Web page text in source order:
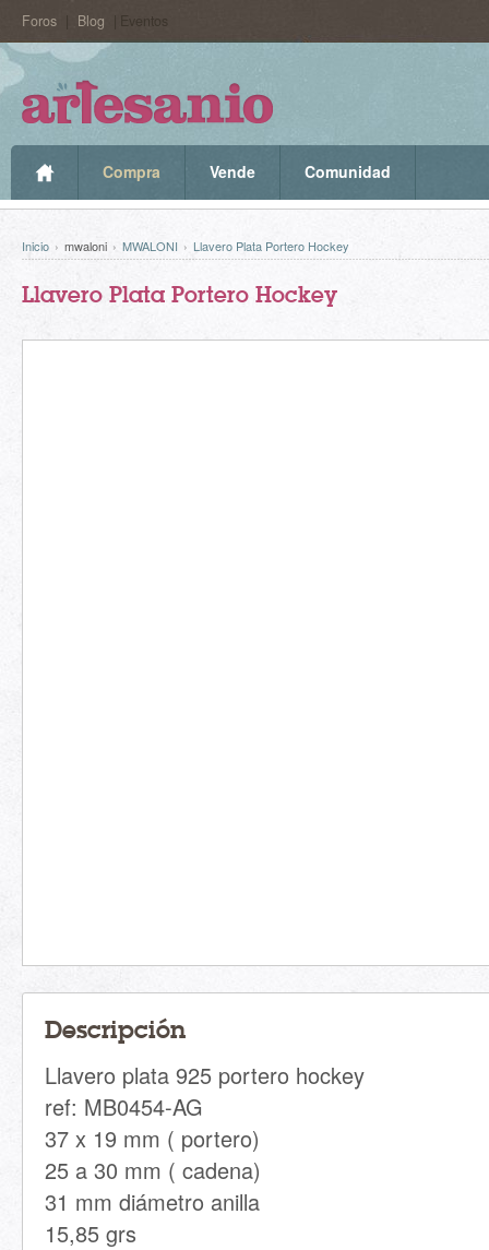
Foros Blog | Eventos
Compra Vende Comunidad
Inicio › mwaloni › MWALONI › Llavero Plata Portero Hockey
Llavero Plata Portero Hockey
Descripción
Llavero plata 925 portero hockey
ref: MB0454-AG
37 x 19 mm ( portero)
25 a 30 mm ( cadena)
31 mm diámetro anilla
15,85 grs